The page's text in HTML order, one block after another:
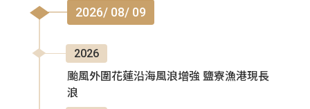
2026/ 08/ 09
2026
颱風外圍花蓮沿海風浪增強 鹽寮漁港現長
浪